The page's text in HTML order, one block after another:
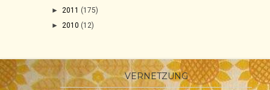
► 2011 (175)
► 2010 (12)
VERNETZUNG